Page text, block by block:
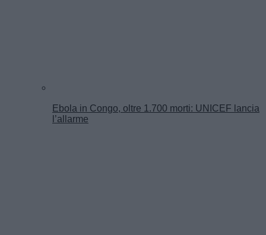
Ebola in Congo, oltre 1.700 morti: UNICEF lancia
l’allarme